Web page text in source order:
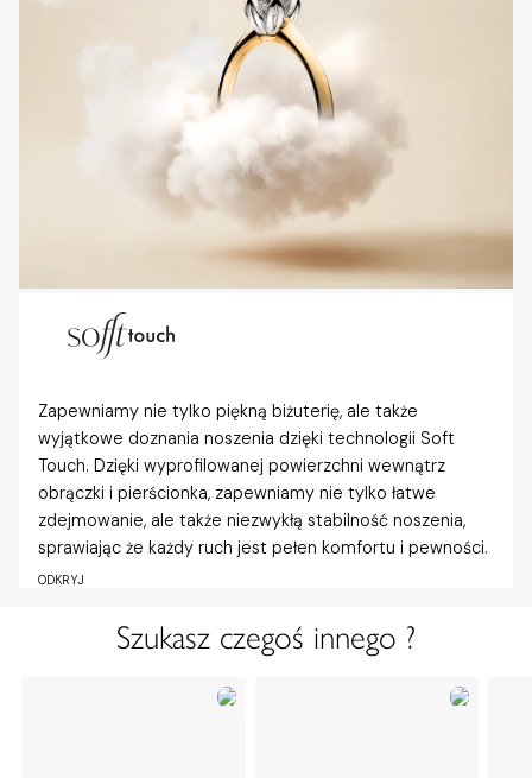
Zapewniamy nie tylko piękną biżuterię, ale także
wyjątkowe doznania noszenia dzięki technologii Soft
Touch. Dzięki wyprofilowanej powierzchni wewnątrz
obrączki i pierścionka, zapewniamy nie tylko łatwe
zdejmowanie, ale także niezwykłą stabilność noszenia,
sprawiając że każdy ruch jest pełen komfortu i pewności.
ODKRYJ
Szukasz czegoś innego ?